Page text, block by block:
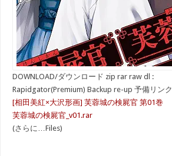
DOWNLOAD/ダウンロード zip rar raw dl :
Rapidgator(Premium) Backup re-up 予備リンク
[相田美紅×大沢形画] 芙蓉城の検屍官 第01巻
芙蓉城の検屍官_v01.rar
(さらに…Files)